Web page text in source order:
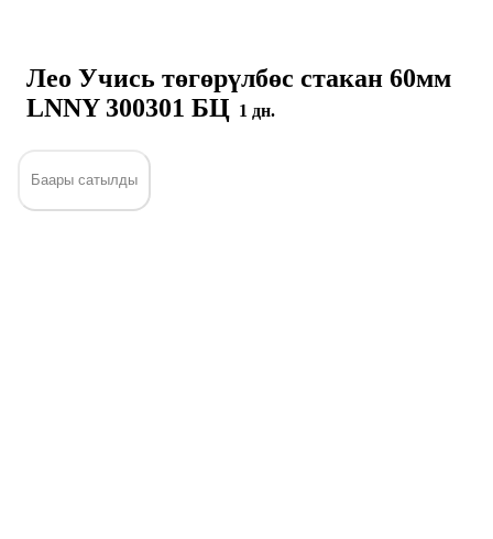
Лео Учись төгөрүлбөс стакан 60мм
LNNY 300301 БЦ 1 дн.
Баары сатылды